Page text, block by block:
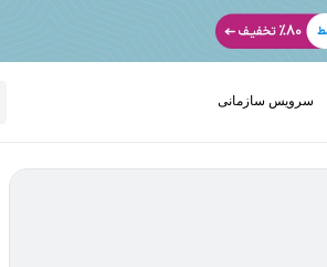
سرویس سازمانی